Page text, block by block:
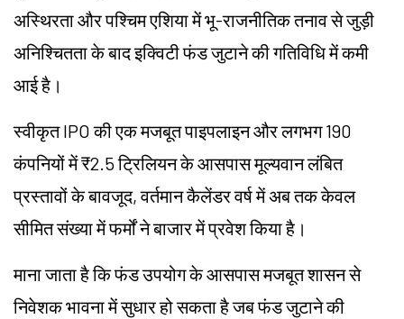
अस्थिरता और पश्चिम एशिया में भू-राजनीतिक तनाव से जुड़ी
अनिश्चितता के बाद इक्विटी फंड जुटाने की गतिविधि में कमी
आई है।
स्वीकृत IPO की एक मजबूत पाइपलाइन और लगभग 190
कंपनियों में ₹2.5 ट्रिलियन के आसपास मूल्यवान लंबित
प्रस्तावों के बावजूद, वर्तमान कैलेंडर वर्ष में अब तक केवल
सीमित संख्या में फर्मों ने बाजार में प्रवेश किया है।
माना जाता है कि फंड उपयोग के आसपास मजबूत शासन से
निवेशक भावना में सुधार हो सकता है जब फंड जुटाने की